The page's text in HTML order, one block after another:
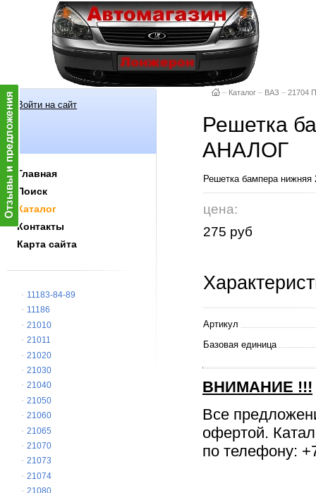
Войти на сайт
Главная
Поиск
Каталог
Контакты
Карта сайта
11183-84-89
11186
21010
21011
21020
21030
21040
21050
21060
21065
21070
21073
21074
21080
– Каталог – ВАЗ – 21704
Решетка
АНАЛОГ
Решетка бампера
цена:
275 руб
Артикул
Базовая единица
ВНИМАНИЕ !!!
Все
офертой.
по телефону: